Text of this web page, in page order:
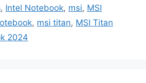
, Intel Notebook, msi, MSI
, msi titan, MSI Titan
2024